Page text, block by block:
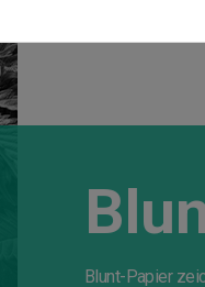
Blunt-Papier